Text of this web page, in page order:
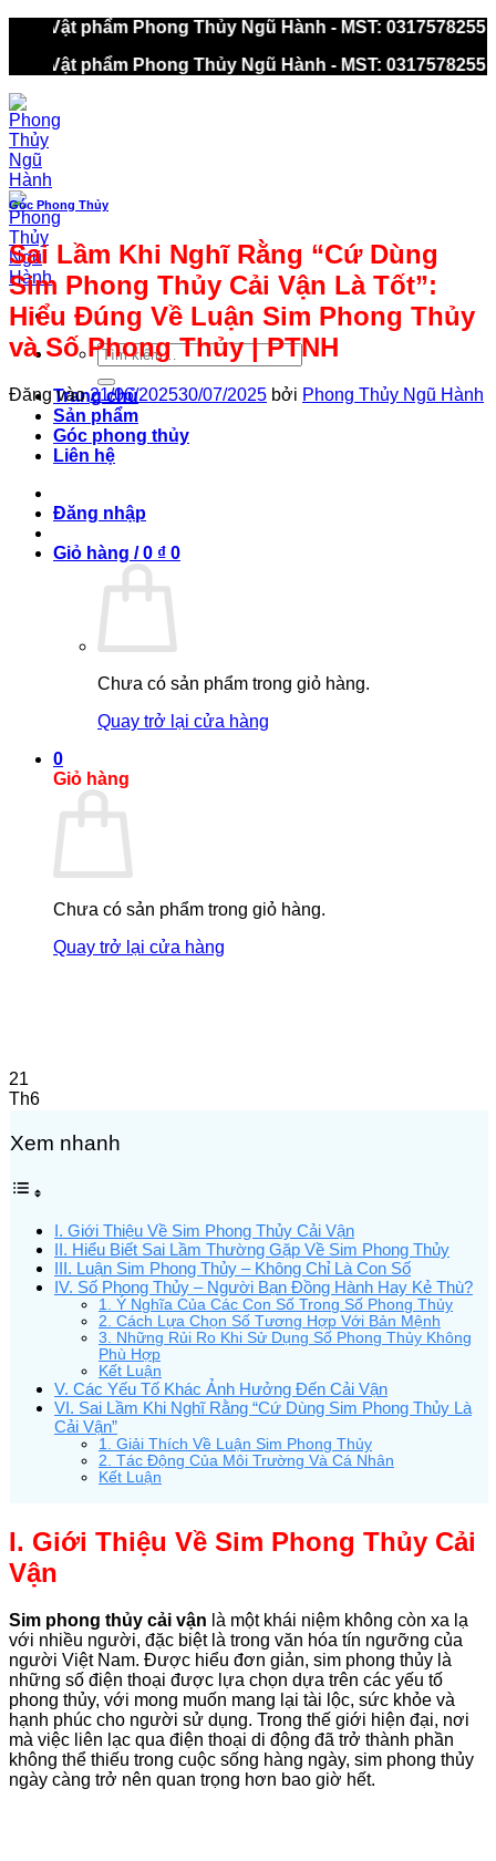
Ty TNHH Vật phẩm Phong Thủy Ngũ Hành - MST:
Ty TNHH Vật phẩm Phong Thủy Ngũ Hành - MST:
Tìm
kiếm:
Trang chủ
Sản phẩm
Góc phong thủy
Liên hệ
Đăng nhập
Giỏ hàng /0 ₫ 0
Chưa có sản phẩm trong giỏ hàng.
Quay trở lại cửa hàng
0
Giỏ hàng
Chưa có sản phẩm trong giỏ hàng.
Quay trở lại cửa hàng
Góc Phong Thủy
Sai Lầm Khi Nghĩ Rằng “Cứ Dùng
Sim Phong Thủy Cải Vận Là Tốt”:
Hiểu Đúng Về Luận Sim Phong Thủy
và Số Phong Thủy | PTNH
Đăng vào21/06/202530/07/2025 bởi Phong Thủy Ngũ Hành
21
Th6
Xem nhanh
I. Giới Thiệu Về Sim Phong Thủy Cải Vận
II. Hiểu Biết Sai Lầm Thường Gặp Về Sim Phong Thủy
III. Luận Sim Phong Thủy – Không Chỉ Là Con Số
IV. Số Phong Thủy – Người Bạn Đồng Hành Hay Kẻ Thù?
1. Ý Nghĩa Của Các Con Số Trong Số Phong Thủy
2. Cách Lựa Chọn Số Tương Hợp Với Bản Mệnh
3. Những Rủi Ro Khi Sử Dụng Số Phong Thủy Không
Phù Hợp
Kết Luận
V. Các Yếu Tố Khác Ảnh Hưởng Đến Cải Vận
VI. Sai Lầm Khi Nghĩ Rằng “Cứ Dùng Sim Phong Thủy Là
Cải Vận”
1. Giải Thích Về Luận Sim Phong Thủy
2. Tác Động Của Môi Trường Và Cá Nhân
Kết Luận
I. Giới Thiệu Về Sim Phong Thủy Cải
Vận
Sim phong thủy cải vận là một khái niệm không còn xa lạ
với nhiều người, đặc biệt là trong văn hóa tín ngưỡng của
người Việt Nam. Được hiểu đơn giản, sim phong thủy là
những số điện thoại được lựa chọn dựa trên các yếu tố
phong thủy, với mong muốn mang lại tài lộc, sức khỏe và
hạnh phúc cho người sử dụng. Trong thế giới hiện đại, nơi
mà việc liên lạc qua điện thoại di động đã trở thành phần
không thể thiếu trong cuộc sống hàng ngày, sim phong thủy
ngày càng trở nên quan trọng hơn bao giờ hết.